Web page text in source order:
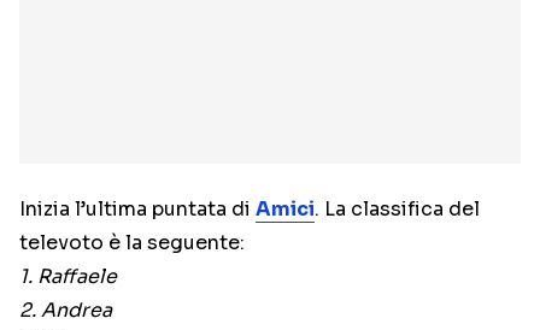
Inizia l’ultima puntata di Amici. La classifica del
televoto è la seguente:
1. Raffaele
2. Andrea